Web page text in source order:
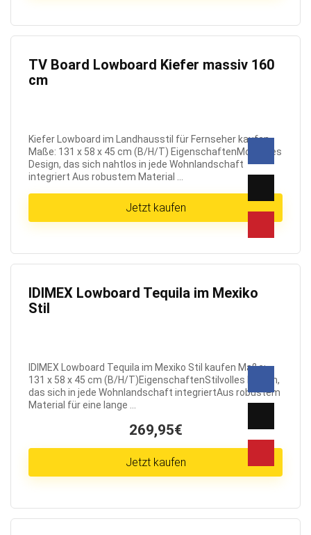
TV Board Lowboard Kiefer massiv 160
cm
Kiefer Lowboard im Landhausstil für Fernseher kaufen
Maße: 131 x 58 x 45 cm (B/H/T) EigenschaftenModernes
Design, das sich nahtlos in jede Wohnlandschaft
integriert Aus robustem Material ...
Jetzt kaufen
IDIMEX Lowboard Tequila im Mexiko
Stil
IDIMEX Lowboard Tequila im Mexiko Stil kaufen Maße:
131 x 58 x 45 cm (B/H/T)EigenschaftenStilvolles Design,
das sich in jede Wohnlandschaft integriertAus robustem
Material für eine lange ...
269,95€
Jetzt kaufen